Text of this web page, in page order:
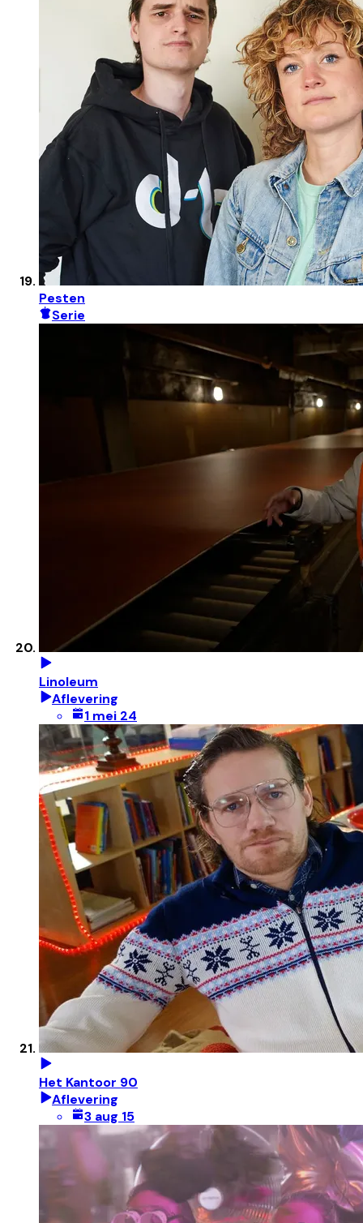
Pesten
Serie
Linoleum
Aflevering
1 mei 24
Het Kantoor 90
Aflevering
3 aug 15